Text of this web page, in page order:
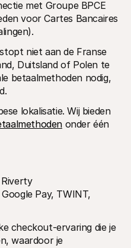
met Groupe BPCE
voor Cartes Bancaires
niet aan de Franse
Duitsland of Polen te
betaalmethoden nodig,
lokalisatie. Wij bieden
onder één
Pay, TWINT,
checkout-ervaring die je
waardoor je